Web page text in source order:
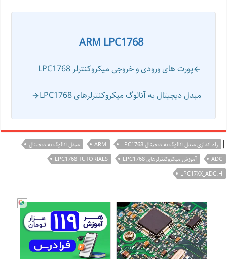
ARM LPC1768
پورت های ورودی و خروجی میکروکنترلر LPC1768
مبدل دیجیتال به آنالوگ میکروکنترلرهای LPC1768
| راه اندازی مبدل آنالوگ به دیجیتال LPC1768 ARM
مبدل آنالوگ به دیجیتال
ADC
آموزش میکروکنترلرهای LPC1768
LPC1768 TUTORIALS
LPC17XX_ADC.H